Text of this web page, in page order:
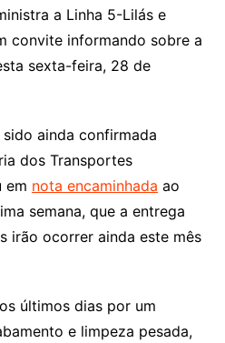
a Linha 5-Lilás e
convite informando sobre a
sexta-feira, 28 de
ainda confirmada
dos Transportes
em nota encaminhada ao
semana, que a entrega
irão ocorrer ainda este mês
últimos dias por um
e limpeza pesada,